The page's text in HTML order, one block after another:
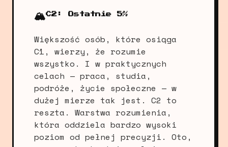
🏔️C2: Ostatnie 5%
Większość osób, które osiąga
C1, wierzy, że rozumie
wszystko. I w praktycznych
celach — praca, studia,
podróże, życie społeczne — w
dużej mierze tak jest. C2 to
reszta. Warstwa rozumienia,
która oddziela bardzo wysoki
poziom od pełnej precyzji. Oto,